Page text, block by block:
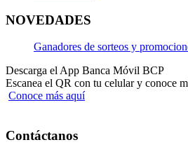
NOVEDADES
Ganadores de sorteos y
Descarga el App Banca Móvil BCP
Escanea el QR con tu celular y conoce
Conoce más aquí
Contáctanos